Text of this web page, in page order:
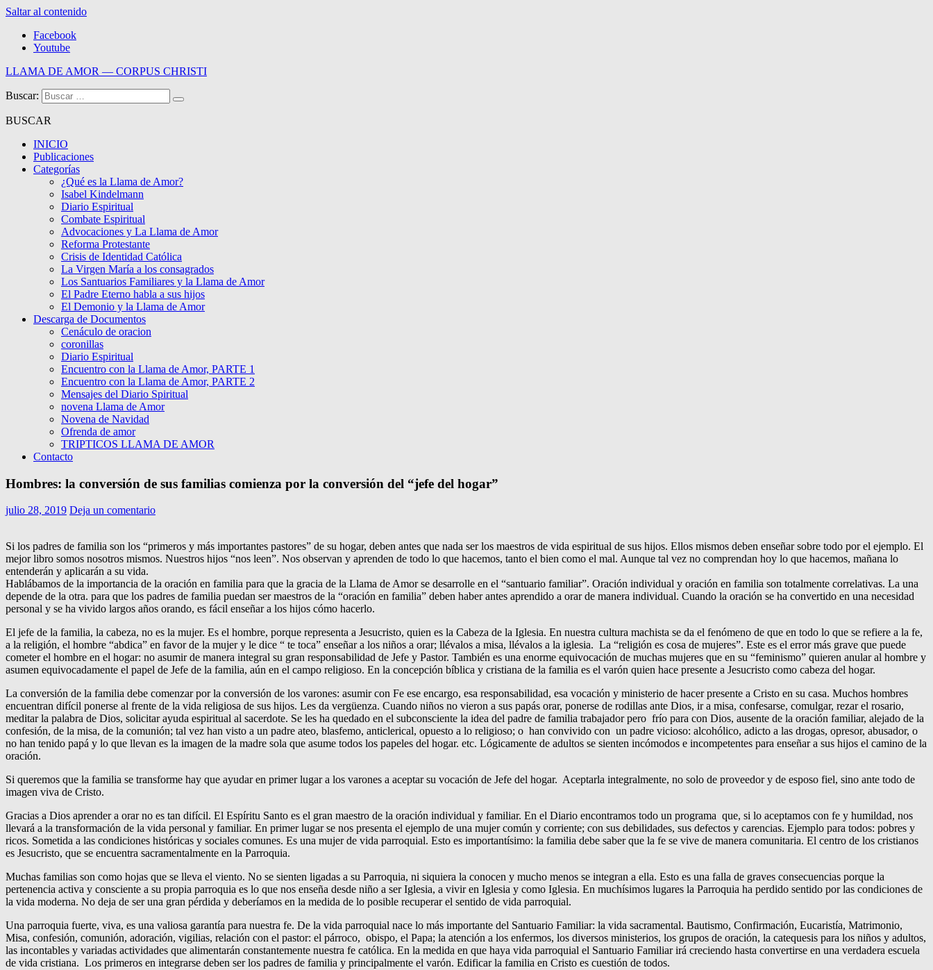
Saltar al contenido
Facebook
Youtube
LLAMA DE AMOR — CORPUS CHRISTI
Blog de la Llama de Amor
Buscar:
BUSCAR
INICIO
Publicaciones
Categorías
¿Qué es la Llama de Amor?
Isabel Kindelmann
Diario Espiritual
Combate Espiritual
Advocaciones y La Llama de Amor
Reforma Protestante
Crisis de Identidad Católica
La Virgen María a los consagrados
Los Santuarios Familiares y la Llama de Amor
El Padre Eterno habla a sus hijos
El Demonio y la Llama de Amor
Descarga de Documentos
Cenáculo de oracion
coronillas
Diario Espiritual
Encuentro con la Llama de Amor, PARTE 1
Encuentro con la Llama de Amor, PARTE 2
Mensajes del Diario Spiritual
novena Llama de Amor
Novena de Navidad
Ofrenda de amor
TRIPTICOS LLAMA DE AMOR
Contacto
Hombres: la conversión de sus familias comienza por la conversión del “jefe del hogar”
julio 28, 2019 Deja un comentario
Si los padres de familia son los “primeros y más importantes pastores” de su hogar, deben antes que nada ser los maestros de vida espiritual de sus hijos. Ellos mismos deben enseñar sobre todo por el ejemplo. El
mejor libro somos nosotros mismos. Nuestros hijos “nos leen”. Nos observan y aprenden de todo lo que hacemos, tanto el bien como el mal. Aunque tal vez no comprendan hoy lo que hacemos, mañana lo
entenderán y aplicarán a su vida.
Hablábamos de la importancia de la oración en familia para que la gracia de la Llama de Amor se desarrolle en el “santuario familiar”. Oración individual y oración en familia son totalmente correlativas. La una
depende de la otra. para que los padres de familia puedan ser maestros de la “oración en familia” deben haber antes aprendido a orar de manera individual. Cuando la oración se ha convertido en una necesidad
personal y se ha vivido largos años orando, es fácil enseñar a los hijos cómo hacerlo.
El jefe de la familia, la cabeza, no es la mujer. Es el hombre, porque representa a Jesucristo, quien es la Cabeza de la Iglesia. En nuestra cultura machista se da el fenómeno de que en todo lo que se refiere a la fe,
a la religión, el hombre “abdica” en favor de la mujer y le dice “ te toca” enseñar a los niños a orar; llévalos a misa, llévalos a la iglesia. La “religión es cosa de mujeres”. Este es el error más grave que puede
cometer el hombre en el hogar: no asumir de manera integral su gran responsabilidad de Jefe y Pastor. También es una enorme equivocación de muchas mujeres que en su “feminismo” quieren anular al hombre y
asumen equivocadamente el papel de Jefe de la familia, aún en el campo religioso. En la concepción bíblica y cristiana de la familia es el varón quien hace presente a Jesucristo como cabeza del hogar.
La conversión de la familia debe comenzar por la conversión de los varones: asumir con Fe ese encargo, esa responsabilidad, esa vocación y ministerio de hacer presente a Cristo en su casa. Muchos hombres
encuentran difícil ponerse al frente de la vida religiosa de sus hijos. Les da vergüenza. Cuando niños no vieron a sus papás orar, ponerse de rodillas ante Dios, ir a misa, confesarse, comulgar, rezar el rosario,
meditar la palabra de Dios, solicitar ayuda espiritual al sacerdote. Se les ha quedado en el subconsciente la idea del padre de familia trabajador pero frío para con Dios, ausente de la oración familiar, alejado de la
confesión, de la misa, de la comunión; tal vez han visto a un padre ateo, blasfemo, anticlerical, opuesto a lo religioso; o han convivido con un padre vicioso: alcohólico, adicto a las drogas, opresor, abusador, o
no han tenido papá y lo que llevan es la imagen de la madre sola que asume todos los papeles del hogar. etc. Lógicamente de adultos se sienten incómodos e incompetentes para enseñar a sus hijos el camino de la
oración.
Si queremos que la familia se transforme hay que ayudar en primer lugar a los varones a aceptar su vocación de Jefe del hogar. Aceptarla integralmente, no solo de proveedor y de esposo fiel, sino ante todo de
imagen viva de Cristo.
Gracias a Dios aprender a orar no es tan difícil. El Espíritu Santo es el gran maestro de la oración individual y familiar. En el Diario encontramos todo un programa que, si lo aceptamos con fe y humildad, nos
llevará a la transformación de la vida personal y familiar. En primer lugar se nos presenta el ejemplo de una mujer común y corriente; con sus debilidades, sus defectos y carencias. Ejemplo para todos: pobres y
ricos. Sometida a las condiciones históricas y sociales comunes. Es una mujer de vida parroquial. Esto es importantísimo: la familia debe saber que la fe se vive de manera comunitaria. El centro de los cristianos
es Jesucristo, que se encuentra sacramentalmente en la Parroquia.
Muchas familias son como hojas que se lleva el viento. No se sienten ligadas a su Parroquia, ni siquiera la conocen y mucho menos se integran a ella. Esto es una falla de graves consecuencias porque la
pertenencia activa y consciente a su propia parroquia es lo que nos enseña desde niño a ser Iglesia, a vivir en Iglesia y como Iglesia. En muchísimos lugares la Parroquia ha perdido sentido por las condiciones de
la vida moderna. No deja de ser una gran pérdida y deberíamos en la medida de lo posible recuperar el sentido de vida parroquial.
Una parroquia fuerte, viva, es una valiosa garantía para nuestra fe. De la vida parroquial nace lo más importante del Santuario Familiar: la vida sacramental. Bautismo, Confirmación, Eucaristía, Matrimonio,
Misa, confesión, comunión, adoración, vigilias, relación con el pastor: el párroco, obispo, el Papa; la atención a los enfermos, los diversos ministerios, los grupos de oración, la catequesis para los niños y adultos,
las incontables y variadas actividades que alimentarán constantemente nuestra fe católica. En la medida en que haya vida parroquial el Santuario Familiar irá creciendo hasta convertirse en una verdadera escuela
de vida cristiana. Los primeros en integrarse deben ser los padres de familia y principalmente el varón. Edificar la familia en Cristo es cuestión de todos.